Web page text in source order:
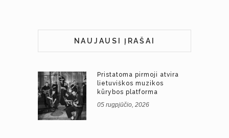
NAUJAUSI ĮRAŠAI
Pristatoma pirmoji atvira
lietuviškos muzikos
kūrybos platforma
05 rugpjūčio, 2026